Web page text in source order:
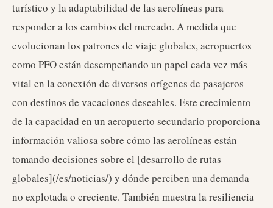
turístico y la adaptabilidad de las aerolíneas para
responder a los cambios del mercado. A medida que
evolucionan los patrones de viaje globales, aeropuertos
como PFO están desempeñando un papel cada vez más
vital en la conexión de diversos orígenes de pasajeros
con destinos de vacaciones deseables. Este crecimiento
de la capacidad en un aeropuerto secundario proporciona
información valiosa sobre cómo las aerolíneas están
tomando decisiones sobre el [desarrollo de rutas
globales](/es/noticias/) y dónde perciben una demanda
no explotada o creciente. También muestra la resiliencia